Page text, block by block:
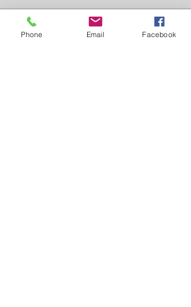
Phone Email Facebook